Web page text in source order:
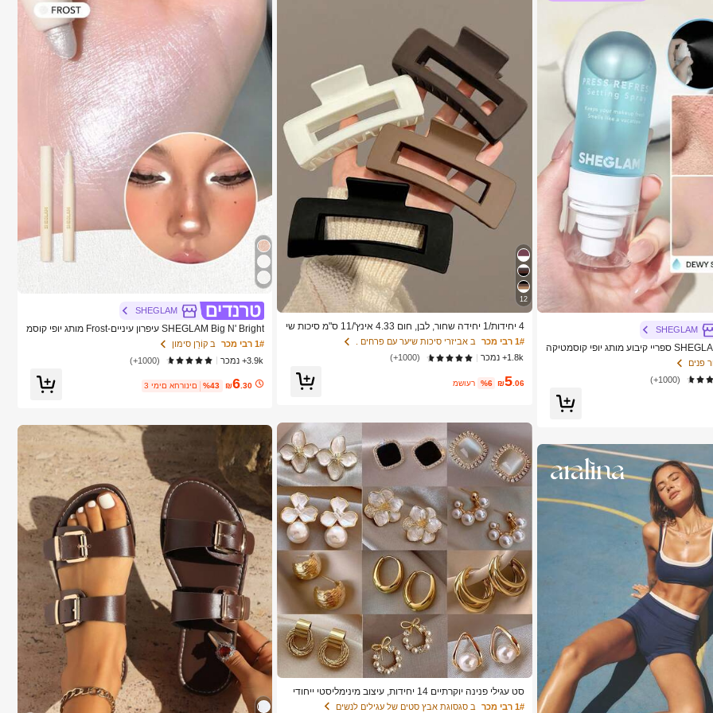
SHEGLAM
SHEGLAM Press Refresh ספריי קיבוע מותג יופי קוסמטיקה
פנים
(1000+)
12
4 יחידות/1 יחידה שחור, לבן, חום 4.33 אינץ'/11 ס"מ סיכות שי
ער פלסטיק גדולות מרובעות, חופשה - סיכות שיער לעיצוב, ש
טיפה, קיץ, אביזרי שיער, אסתטיקת נערה נקייה
1# רבי מכר
ב אביזרי סיכות שיער עם פרחים .
1.8k+ נמכר
(1000+)
₪5 .06
%6 משוער
סט עגילי פנינה יוקרתיים 14 יחידות, עיצוב מינימליסטי ייחודי
חדש, עגילים אלגנטיים לנשים, מתנה עבורה
1# רבי מכר ב סגסוגת אבץ סטים של עגילים לנשים
SHEGLAM
SHEGLAM Big N' Bright עיפרון עיניים-Frost מותג יופי קוסמ
טיקה איפור לנשים ולנערות
1# רבי מכר
ב קוֹרֵן סימון
3.9k+ נמכר
(1000+)
₪6 .30
%43 3 ימים אחרונים